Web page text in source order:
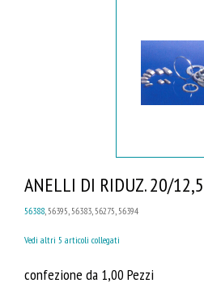
ANELLI DI RIDUZ. 20/12,5
56388, 56395, 56383, 56275, 56394
Vedi altri 5 articoli collegati
confezione da 1,00 Pezzi